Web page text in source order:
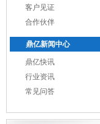
客户见证
合作伙伴
鼎亿新闻中心
鼎亿快讯
行业资讯
常见问答